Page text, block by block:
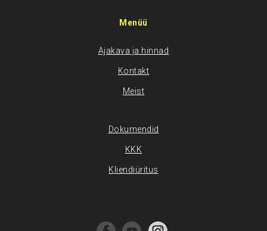
Menüü
Ajakava ja hinnad
Kontakt
Meist
Dokumendid
KKK
Kliendiüritus